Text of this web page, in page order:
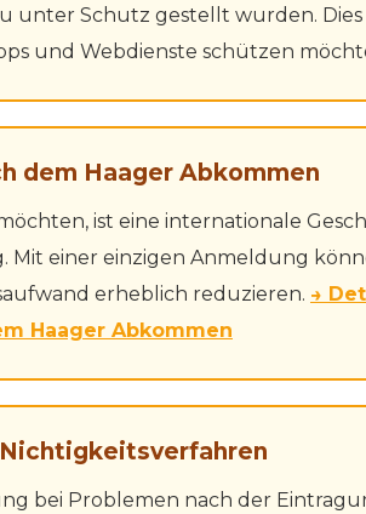
unter Schutz gestellt wurden.
und Webdienste schützen
dem Haager Abkommen
ist eine internationale
Mit einer einzigen Anmeldung
erheblich reduzieren. →
Haager Abkommen
bei Problemen nach der